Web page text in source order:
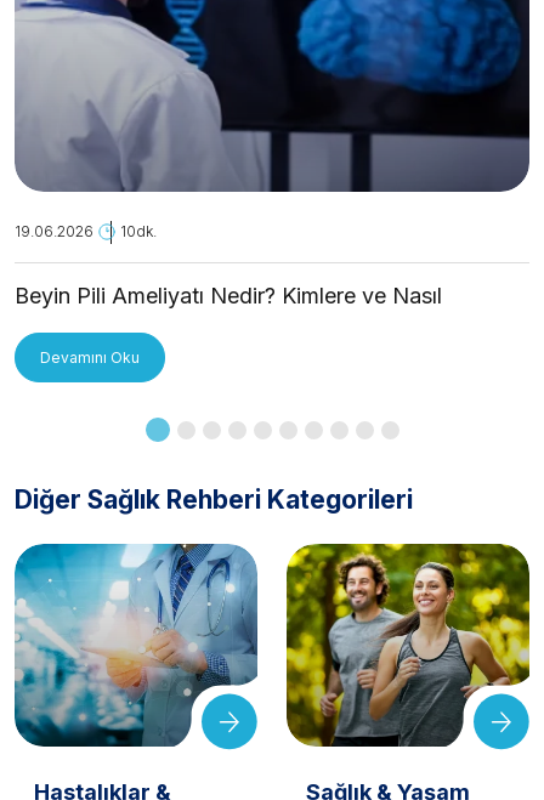
19.06.2026 10dk.
Beyin Pili Ameliyatı Nedir? Kimlere ve Nasıl
Devamını Oku
Diğer Sağlık Rehberi Kategorileri
Hastalıklar &
Sağlık & Yaşam